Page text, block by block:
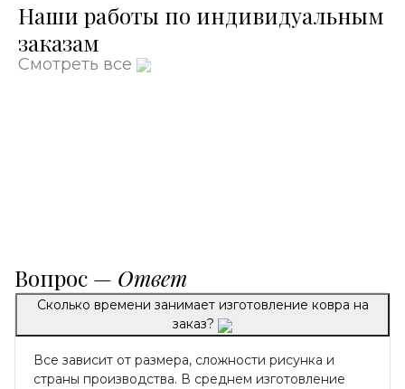
Наши работы по индивидуальным
заказам
Смотреть все
Вопрос — Ответ
Сколько времени занимает изготовление ковра на
заказ?
Все зависит от размера, сложности рисунка и
страны производства. В среднем изготовление